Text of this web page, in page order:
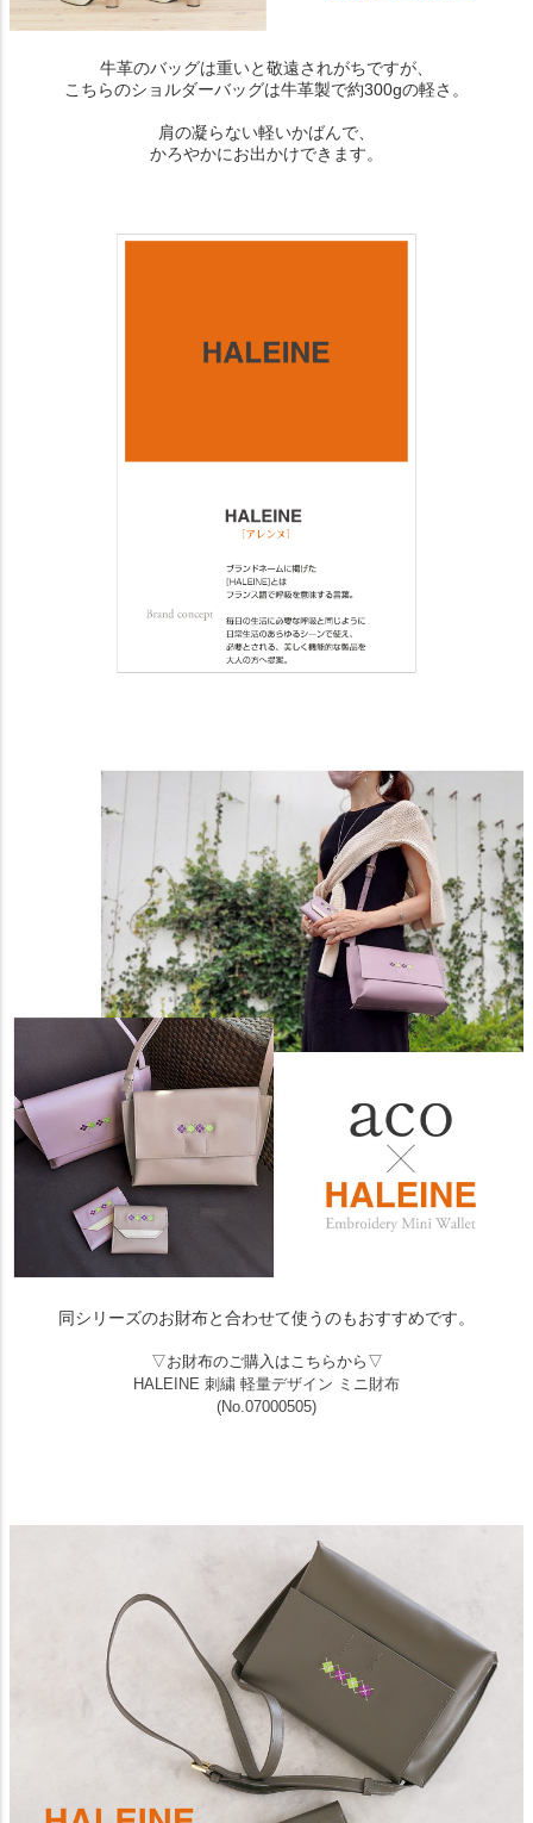
牛革のバッグは重いと敬遠されがちですが、
こちらのショルダーバッグは牛革製で約300gの軽さ。
肩の凝らない軽いかばんで、
かろやかにお出かけできます。
同シリーズのお財布と合わせて使うのもおすすめです。
▽お財布のご購入はこちらから▽
HALEINE 刺繍 軽量デザイン ミニ財布
(No.07000505)